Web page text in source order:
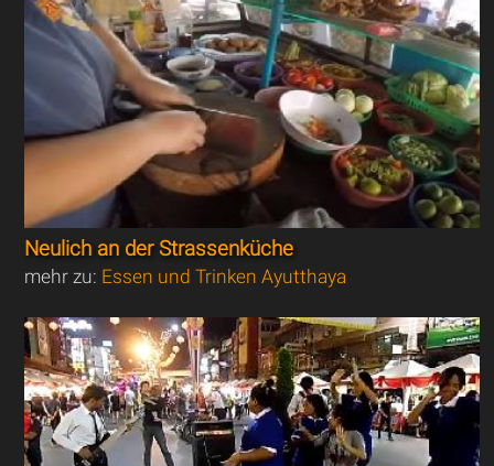
Neulich an der Strassenküche
mehr zu: Essen und Trinken Ayutthaya